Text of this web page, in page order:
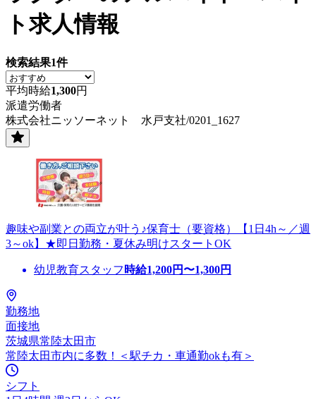
ト求人情報
検索結果1件
平均時給1,300円
派遣労働者
株式会社ニッソーネット 水戸支社/0201_1627
趣味や副業との両立が叶う♪保育士（要資格）【1日4h～／週
3～ok】★即日勤務・夏休み明けスタートOK
幼児教育スタッフ 時給1,200円〜1,300円
勤務地
面接地
茨城県常陸太田市
常陸太田市内に多数！＜駅チカ・車通勤okも有＞
シフト